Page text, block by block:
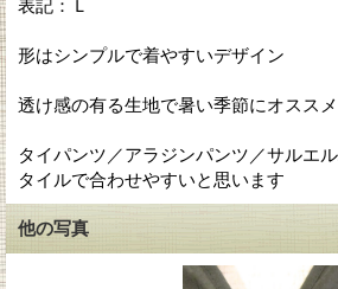
表記：Ｌ
形はシンプルで着やすいデザイン
透け感の有る生地で暑い季節にオススメ
タイパンツ／アラジンパンツ／サルエ
タイルで合わせやすいと思います
他の写真